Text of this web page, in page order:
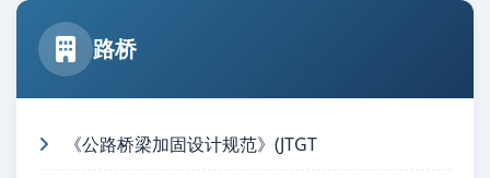
路桥
《公路桥梁加固设计规范》(JTGT